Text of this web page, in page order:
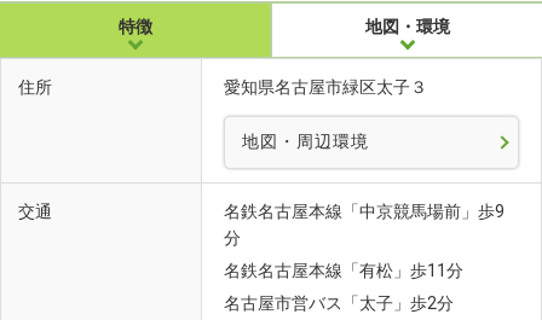
特徴 地図・環境
住所 愛知県名古屋市緑区太子３
地図・周辺環境
交通
名鉄名古屋本線「中京競馬場前」歩9
分
名鉄名古屋本線「有松」歩11分
名古屋市営バス「太子」歩2分